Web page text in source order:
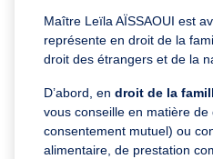
Maître Leïla AÏSSAOUI est
représente en droit de la
droit des étrangers et de la
D’abord, en droit de la
vous conseille en matière
consentement mutuel) ou
alimentaire, de prestation